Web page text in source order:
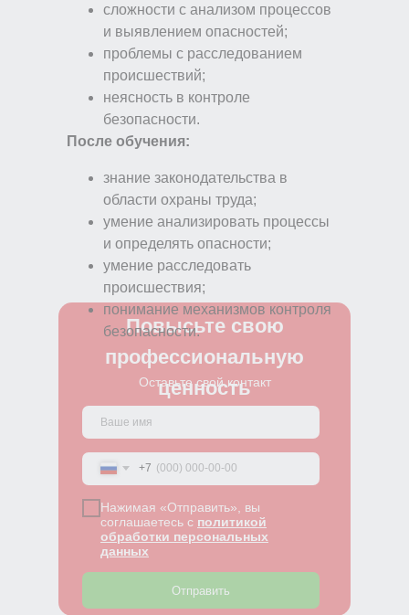
Повысьте свою
профессиональную
ценность
Оставьте свой контакт
+7
Нажимая «Отправить», вы
соглашаетесь с политикой
обработки персональных
данных
Отправить
сложности с анализом процессов
и выявлением опасностей;
проблемы с расследованием
происшествий;
неясность в контроле
безопасности.
После обучения:
знание законодательства в
области охраны труда;
умение анализировать процессы
и определять опасности;
умение расследовать
происшествия;
понимание механизмов контроля
безопасности.